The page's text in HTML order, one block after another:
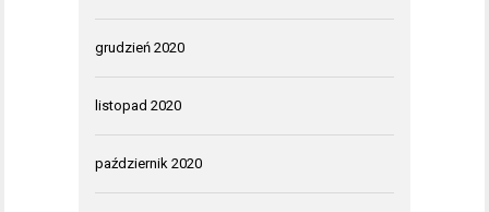
grudzień 2020
listopad 2020
październik 2020